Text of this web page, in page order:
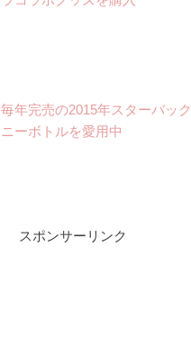
毎年完売の2015年スターバッ
ニーボトルを愛用中
スポンサーリンク